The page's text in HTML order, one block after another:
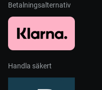
Betalningsalternativ
Handla säkert